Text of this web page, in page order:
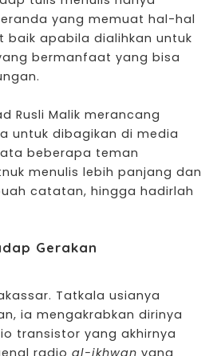
yang memuat hal-hal
baik apabila dialihkan untuk
bermanfaat yang bisa
Rusli Malik merancang
untuk dibagikan di media
beberapa teman
menulis lebih panjang dan
catatan, hingga hadirlah
Gerakan
Tatkala usianya
ia mengakrabkan dirinya
transistor yang akhirnya
radio al-ikhwan yang